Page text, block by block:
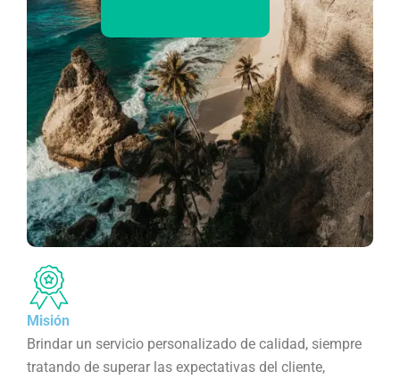
Misión
Brindar un servicio personalizado de calidad, siempre
tratando de superar las expectativas del cliente,